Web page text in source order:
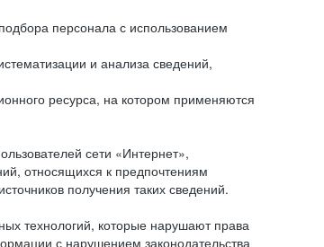
персонала с использованием
и анализа сведений,
ресурса, на котором применяются
сети «Интернет»,
относящихся к предпочтениям
получения таких сведений.
технологий, которые нарушают права
с нарушением законодательства